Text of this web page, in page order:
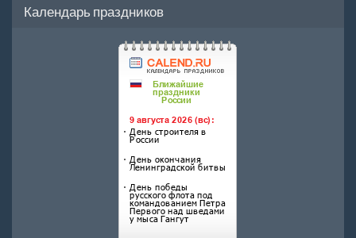
Календарь праздников